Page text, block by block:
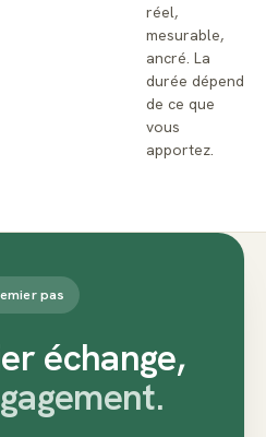
réel,
mesurable,
ancré. La
durée dépend
de ce que
vous
apportez.
pas
échange,